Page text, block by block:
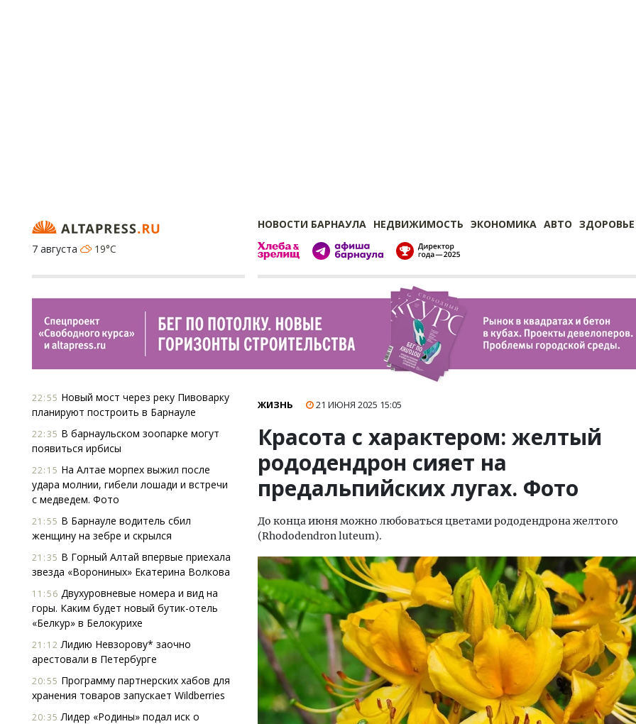
НОВОСТИ БАРНАУЛА НЕДВИЖИМОСТЬ ЭКОНОМИКА АВТО ЗДОРОВЬЕ
7 августа
19°C
22:55 Новый мост через реку Пивоварку
планируют построить в Барнауле
22:35 В барнаульском зоопарке могут
появиться ирбисы
22:15 На Алтае морпех выжил после
удара молнии, гибели лошади и встречи
с медведем. Фото
21:55 В Барнауле водитель сбил
женщину на зебре и скрылся
21:35 В Горный Алтай впервые приехала
звезда «Ворониных» Екатерина Волкова
11:56 Двухуровневые номера и вид на
горы. Каким будет новый бутик-отель
«Белкур» в Белокурихе
21:12 Лидию Невзорову* заочно
арестовали в Петербурге
20:55 Программу партнерских хабов для
хранения товаров запускает Wildberries
20:35 Лидер «Родины» подал иск о
ЖИЗНЬ 21 ИЮНЯ 2025 15:05
Красота с характером: желтый
рододендрон сияет на
предальпийских лугах. Фото
До конца июня можно любоваться цветами рододендрона желтого
(Rhododendron luteum).